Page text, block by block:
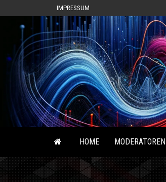
IMPRESSUM
HOME MODERATOREN